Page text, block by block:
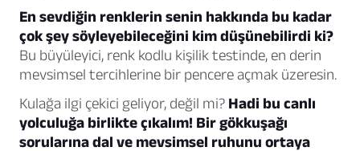
En sevdiğin renklerin senin hakkında bu kadar
çok şey söyleyebileceğini kim düşünebilirdi ki?
Bu büyüleyici, renk kodlu kişilik testinde, en derin
mevsimsel tercihlerine bir pencere açmak üzeresin.
Kulağa ilgi çekici geliyor, değil mi? Hadi bu canlı
yolculuğa birlikte çıkalım! Bir gökkuşağı
sorularına dal ve mevsimsel ruhunu ortaya